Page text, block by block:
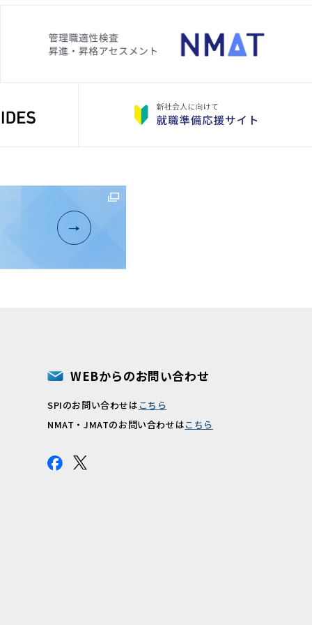
WEBからのお問い合わせ
SPIのお問い合わせは こちら
NMAT・JMATのお問い合わせはこちら